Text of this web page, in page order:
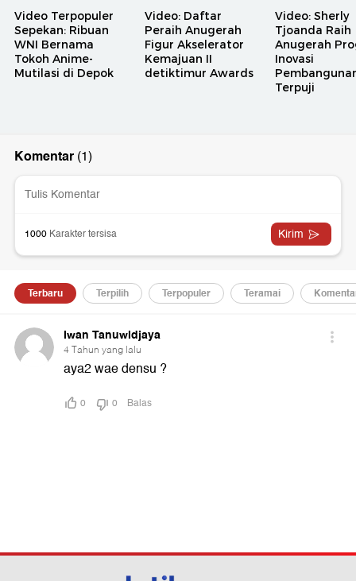
Video Terpopuler
Sepekan: Ribuan
WNI Bernama
Tokoh Anime-
Mutilasi di Depok
Video: Daftar
Peraih Anugerah
Figur Akselerator
Kemajuan II
detiktimur Awards
Video: Sherly
Tjoanda Raih
Anugerah
Inovasi
Terpuji